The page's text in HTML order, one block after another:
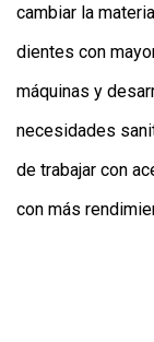
cambiar la
dientes con
máquinas y
necesidades
de trabajar con
con más